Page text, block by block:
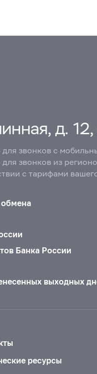
д.
для звонков с
звонков из
с тарифами
Банка России
выходных
ресурсы